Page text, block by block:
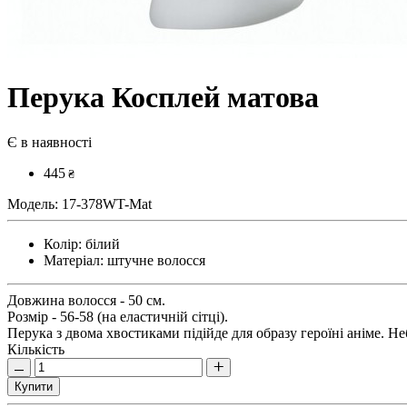
Перука Косплей матова
Є в наявності
445 ₴
Модель: 17-378WT-Mat
Колір: білий
Матеріал: штучне волосся
Довжина волосся - 50 см.
Розмір - 56-58 (на еластичній сітці).
Перука з двома хвостиками підійде для образу героїні аніме.
Кількість
Купити